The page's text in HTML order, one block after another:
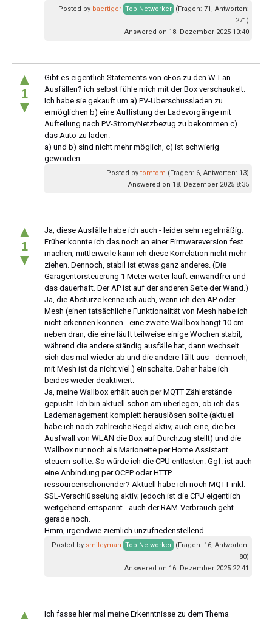
Posted by baertiger Top Networker (Fragen: 71, Antworten:
271)
Answered on 18. Dezember 2025 10:40
▲
1
▼
Gibt es eigentlich Statements von cFos zu den W-Lan-
Ausfällen? ich selbst fühle mich mit der Box verschaukelt.
Ich habe sie gekauft um a) PV-Überschussladen zu
ermöglichen b) eine Auflistung der Ladevorgänge mit
Aufteilung nach PV-Strom/Netzbezug zu bekommen c)
das Auto zu laden.
a) und b) sind nicht mehr möglich, c) ist schwierig
geworden.
Posted by tomtom (Fragen: 6, Antworten: 13)
Answered on 18. Dezember 2025 8:35
▲
1
▼
Ja, diese Ausfälle habe ich auch - leider sehr regelmäßig.
Früher konnte ich das noch an einer Firmwareversion fest
machen; mittlerweile kann ich diese Korrelation nicht mehr
ziehen. Dennoch, stabil ist etwas ganz anderes. (Die
Garagentorsteuerung 1 Meter weiter läuft einwandfrei und
das dauerhaft. Der AP ist auf der anderen Seite der Wand.)
Ja, die Abstürze kenne ich auch, wenn ich den AP oder
Mesh (einen tatsächliche Funktionalität von Mesh habe ich
nicht erkennen können - eine zweite Wallbox hängt 10 cm
neben dran, die eine läuft teilweise einige Wochen stabil,
während die andere ständig ausfälle hat, dann wechselt
sich das mal wieder ab und die andere fällt aus - dennoch,
mit Mesh ist da nicht viel.) einschalte. Daher habe ich
beides wieder deaktiviert.
Ja, meine Wallbox erhält auch per MQTT Zählerstände
gepusht. Ich bin aktuell schon am überlegen, ob ich das
Lademanagement komplett herauslösen sollte (aktuell
habe ich noch zahlreiche Regel aktiv; auch eine, die bei
Ausfwall von WLAN die Box auf Durchzug stellt) und die
Wallbox nur noch als Marionette per Home Assistant
steuern sollte. So würde ich die CPU entlasten. Ggf. ist auch
eine Anbindung per OCPP oder HTTP
ressourcenschonender? Aktuell habe ich noch MQTT inkl.
SSL-Verschlüsselung aktiv; jedoch ist die CPU eigentlich
weitgehend entspannt - auch der RAM-Verbrauch geht
gerade noch.
Hmm, irgendwie ziemlich unzufriedenstellend.
Posted by smileyman Top Networker (Fragen: 16, Antworten:
80)
Answered on 16. Dezember 2025 22:41
▲ Ich fasse hier mal meine Erkenntnisse zu dem Thema